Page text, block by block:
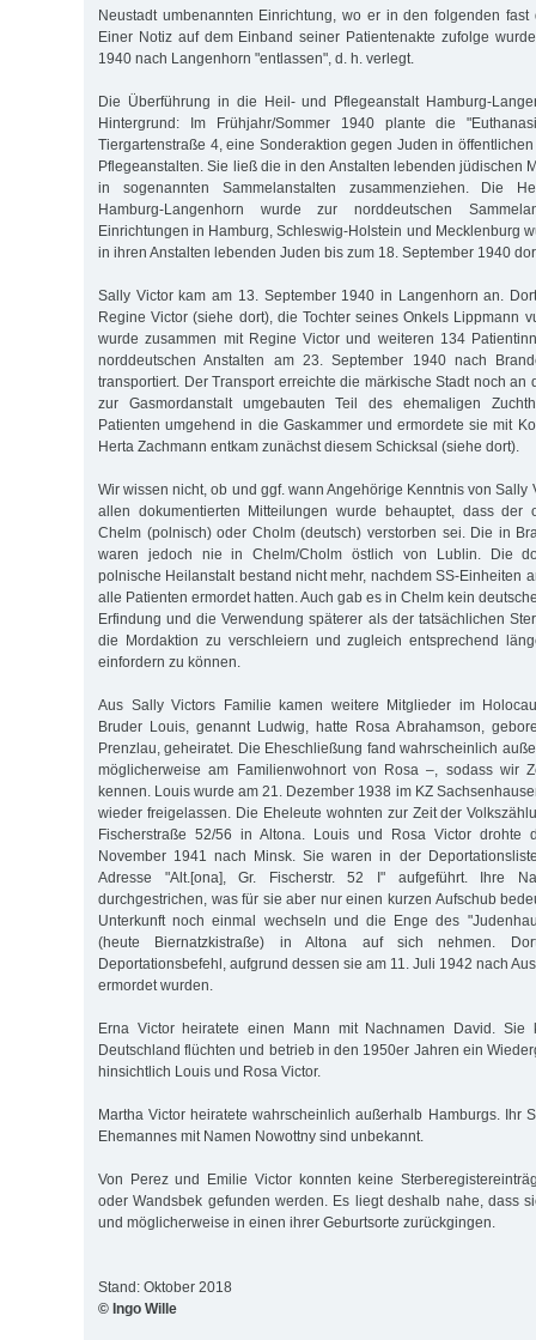
Neustadt umbenannten Einrichtung, wo er in den folgenden fast
Einer Notiz auf dem Einband seiner Patientenakte zufolge
1940 nach Langenhorn "entlassen", d. h. verlegt.
Die Überführung in die Heil- und Pflegeanstalt Hamburg-
Hintergrund: Im Frühjahr/Sommer 1940 plante die
Tiergartenstraße 4, eine Sonderaktion gegen Juden in
Pflegeanstalten. Sie ließ die in den Anstalten lebenden jüdischen
in sogenannten Sammelanstalten zusammenziehen. Die
Hamburg-Langenhorn wurde zur norddeutschen
Einrichtungen in Hamburg, Schleswig-Holstein und Mecklenburg
in ihren Anstalten lebenden Juden bis zum 18. September 1940
Sally Victor kam am 13. September 1940 in Langenhorn an.
Regine Victor (siehe dort), die Tochter seines Onkels Lippmann
wurde zusammen mit Regine Victor und weiteren 134
norddeutschen Anstalten am 23. September 1940 nach
transportiert. Der Transport erreichte die märkische Stadt noch an
zur Gasmordanstalt umgebauten Teil des ehemaligen
Patienten umgehend in die Gaskammer und ermordete sie mit
Herta Zachmann entkam zunächst diesem Schicksal (siehe dort).
Wir wissen nicht, ob und ggf. wann Angehörige Kenntnis von Sally
allen dokumentierten Mitteilungen wurde behauptet, dass der
Chelm (polnisch) oder Cholm (deutsch) verstorben sei. Die in
waren jedoch nie in Chelm/Cholm östlich von Lublin. Die
polnische Heilanstalt bestand nicht mehr, nachdem SS-Einheiten
alle Patienten ermordet hatten. Auch gab es in Chelm kein
Erfindung und die Verwendung späterer als der tatsächlichen
die Mordaktion zu verschleiern und zugleich entsprechend
einfordern zu können.
Aus Sally Victors Familie kamen weitere Mitglieder im
Bruder Louis, genannt Ludwig, hatte Rosa Abrahamson,
Prenzlau, geheiratet. Die Eheschließung fand wahrscheinlich
möglicherweise am Familienwohnort von Rosa –, sodass wir
kennen. Louis wurde am 21. Dezember 1938 im KZ
wieder freigelassen. Die Eheleute wohnten zur Zeit der
Fischerstraße 52/56 in Altona. Louis und Rosa Victor drohte
November 1941 nach Minsk. Sie waren in der
Adresse "Alt.[ona], Gr. Fischerstr. 52 I" aufgeführt. Ihre
durchgestrichen, was für sie aber nur einen kurzen Aufschub
Unterkunft noch einmal wechseln und die Enge des
(heute Biernatzkistraße) in Altona auf sich nehmen.
Deportationsbefehl, aufgrund dessen sie am 11. Juli 1942 nach
ermordet wurden.
Erna Victor heiratete einen Mann mit Nachnamen David. Sie
Deutschland flüchten und betrieb in den 1950er Jahren ein
hinsichtlich Louis und Rosa Victor.
Martha Victor heiratete wahrscheinlich außerhalb Hamburgs. Ihr
Ehemannes mit Namen Nowottny sind unbekannt.
Von Perez und Emilie Victor konnten keine
oder Wandsbek gefunden werden. Es liegt deshalb nahe, dass
und möglicherweise in einen ihrer Geburtsorte zurückgingen.
Stand: Oktober 2018
© Ingo Wille